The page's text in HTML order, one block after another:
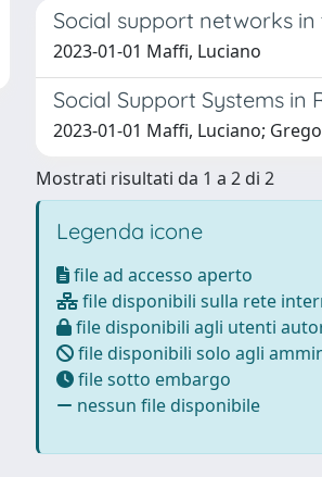
Social support networks
2023-01-01 Maffi, Luciano
Social Support Systems in
2023-01-01 Maffi, Luciano;
Mostrati risultati da 1 a 2 di 2
Legenda icone
file ad accesso aperto
file disponibili sulla rete
file disponibili agli utenti
file disponibili solo agli
file sotto embargo
nessun file disponibile